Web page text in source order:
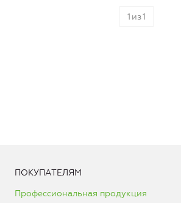
1 из1
ПОКУПАТЕЛЯМ
Профессиональная продукция